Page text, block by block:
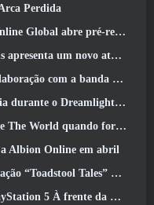
Perdida
Global abre pré-registro
jogadores enfrentarão o Guardião de Caliburn
sueca de heavy metal Sabaton
Dreamlight Cinematics Festival
World quando for grátis?
a Albion Online em abril
Tales” de Palia
frente da marcha 23 Lançar